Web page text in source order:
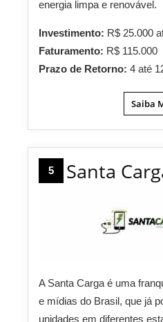
energia limpa e renovável.
Investimento: R$ 25.000
Faturamento: R$ 115.000
Prazo de Retorno: 4 até
Saiba
5 Santa
A Santa Carga é uma
e mídias do Brasil, que já
unidades em diferentes